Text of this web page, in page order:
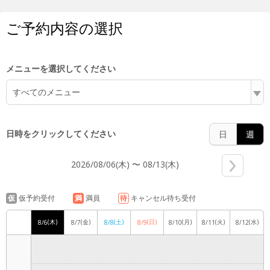
ご予約内容の選択
メニューを選択してください
すべてのメニュー
日時をクリックしてください 日 週
2026/08/06(木) 〜 08/13(木)
仮 仮予約受付 満 満員 待 キャンセル待ち受付
8/6(木) 8/7(金) 8/8(土) 8/9(日) 8/10(月) 8/11(火) 8/12(水)